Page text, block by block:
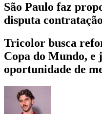
São Paulo faz
disputa
Tricolor busca
Copa do Mundo, e
oportunidade de